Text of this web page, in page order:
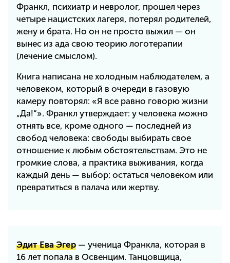
Франкл, психиатр и невролог, прошел через
четыре нацистских лагеря, потерял родителей,
жену и брата. Но он не просто выжил — он
вынес из ада свою теорию логотерапии
(лечение смыслом).
Книга написана не холодным наблюдателем, а
человеком, который в очереди в газовую
камеру повторял: «Я все равно говорю жизни
„Да!“». Франкл утверждает: у человека можно
отнять все, кроме одного — последней из
свобод человека: свободы выбирать свое
отношение к любым обстоятельствам. Это не
громкие слова, а практика выживания, когда
каждый день — выбор: остаться человеком или
превратиться в палача или жертву.
Эдит Ева Эгер — ученица Франкла, которая в
16 лет попала в Освенцим. Танцовщица,